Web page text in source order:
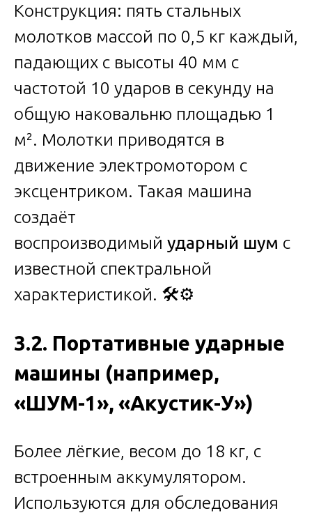
Конструкция: пять стальных
молотков массой по 0,5 кг каждый,
падающих с высоты 40 мм с
частотой 10 ударов в секунду на
общую наковальню площадью 1
м². Молотки приводятся в
движение электромотором с
эксцентриком. Такая машина
создаёт
воспроизводимый ударный шум с
известной спектральной
характеристикой. 🛠️⚙️
3.2. Портативные ударные
машины (например,
«ШУМ-1», «Акустик-У»)
Более лёгкие, весом до 18 кг, с
встроенным аккумулятором.
Используются для обследования